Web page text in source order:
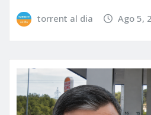
torrent al dia Ago 5,